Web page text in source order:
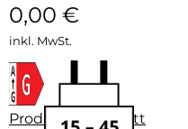
0,00 €
inkl. MwSt.
Produktdatenblatt